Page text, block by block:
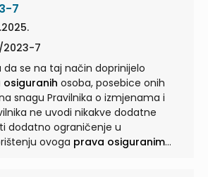
za zdravstveno osiguranje iz
... Naime, ZOZO je
zavodu za zdravstveno
općeg akta kojim se uređuje
osiguranihosoba iz obveznoga ...
7
2023-7
se na taj način doprinijelo
osiguranih osoba, posebice onih
snagu Pravilnika o izmjenama i
dodatno ograničenje u
ovoga prava osiguranim